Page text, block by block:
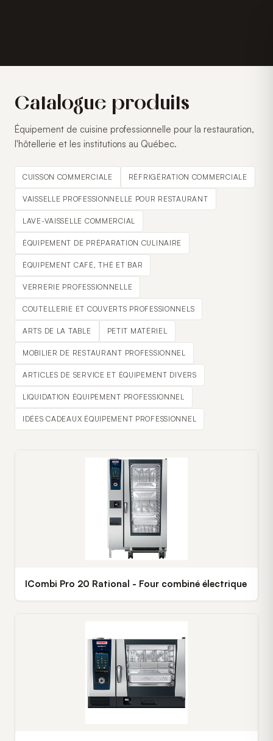
Catalogue produits
Équipement de cuisine professionnelle pour la restauration,
l'hôtellerie et les institutions au Québec.
CUISSON COMMERCIALE RÉFRIGÉRATION COMMERCIALE
VAISSELLE PROFESSIONNELLE POUR RESTAURANT
LAVE-VAISSELLE COMMERCIAL
ÉQUIPEMENT DE PRÉPARATION CULINAIRE
ÉQUIPEMENT CAFÉ, THÉ ET BAR
VERRERIE PROFESSIONNELLE
COUTELLERIE ET COUVERTS PROFESSIONNELS
ARTS DE LA TABLE PETIT MATÉRIEL
MOBILIER DE RESTAURANT PROFESSIONNEL
ARTICLES DE SERVICE ET ÉQUIPEMENT DIVERS
LIQUIDATION ÉQUIPEMENT PROFESSIONNEL
IDÉES CADEAUX ÉQUIPEMENT PROFESSIONNEL
ICombi Pro 20 Rational - Four combiné électrique